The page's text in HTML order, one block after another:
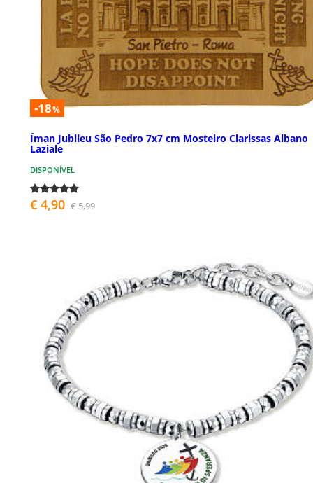
-18%
Íman Jubileu São Pedro 7x7 cm Mosteiro Clarissas Albano
Laziale
DISPONÍVEL
€ 4,90 € 5,99